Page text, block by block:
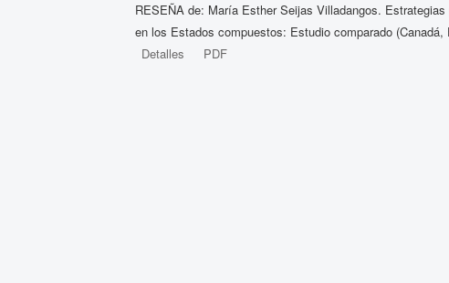
RESEÑA de: María Esther Seijas Villadangos.
en los Estados compuestos: Estudio comparado
Detalles
PDF